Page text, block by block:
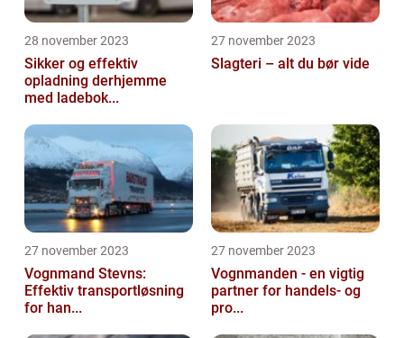
28 november 2023
Sikker og effektiv
opladning derhjemme
med ladebok...
27 november 2023
Slagteri – alt du bør vide
27 november 2023
Vognmand Stevns:
Effektiv transportløsning
for han...
27 november 2023
Vognmanden - en vigtig
partner for handels- og
pro...